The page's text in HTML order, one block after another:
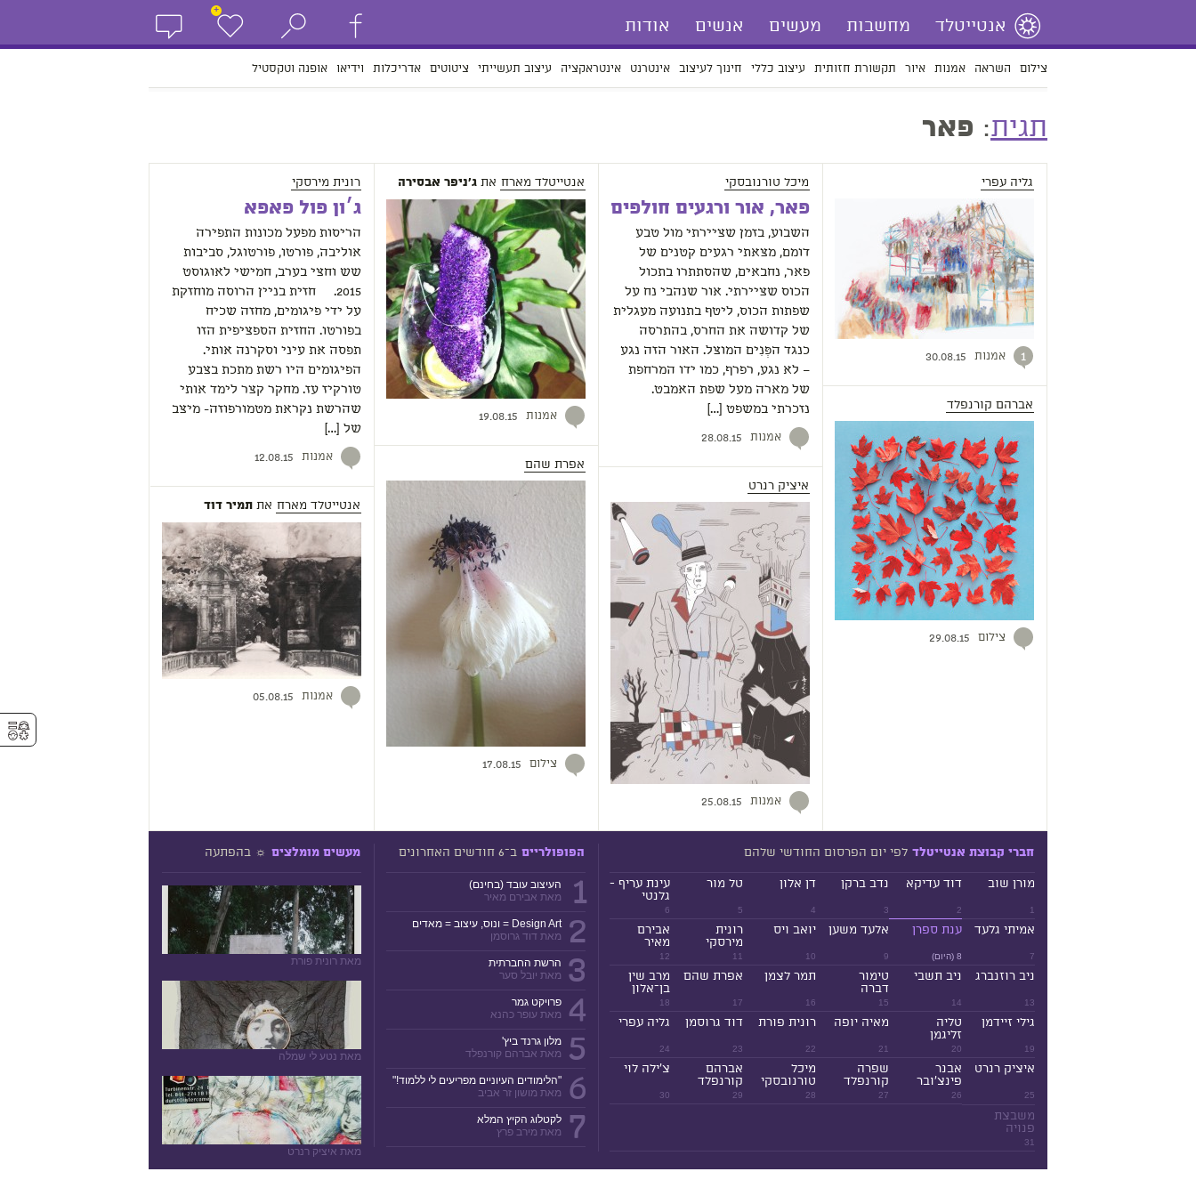
אנטייטלד מחשבות מעשים אנשים אודות
+
צילום השראה אמנות איור תקשורת חזותית עיצוב כללי חינוך לעיצוב אינטרנט אינטראקציה עיצוב תעשייתי ציטוטים אדריכלות וידיאו אופנה וטקסטיל
תגית: פאר
גליה עפרי
1 אמנות 30.08.15
אברהם קורנפלד
צילום 29.08.15
מיכל טורנובסקי
פאר, אור ורגעים חולפים
השבוע, בזמן שציירתי מול טבע
דומם, מצאתי רגעים קטנים של
פאר, נחבאים, שהסתתרו בתכול
הכוס שציירתי. אור שנהבי נח על
שפתות הכוס, ליטף בתנועה מעגלית
של קדושה את החרס, בהתרסה
כנגד הפְּנִים המוצל. האור הזה נגע
– לא נגע, רפרף, כמו ידו המרחפת
של מארה מעל שפת האמבט.
נזכרתי במשפט […]
אמנות 28.08.15
איציק רנרט
אמנות 25.08.15
אנטייטלד מארח את ג'ניפר אבסירה
אמנות 19.08.15
אפרת שהם
צילום 17.08.15
רונית מירסקי
ג׳ון פול פאפא
הריסות מפעל מכונות התפירה
אוליבה, פורטו, פורטוגל, סביבות
שש וחצי בערב, חמישי לאוגוסט
2015. חזית בניין הרוסה מוחזקת
על ידי פיגומים, מחזה שכיח
בפורטו. החזית הספציפית הזו
תפסה את עיני וסקרנה אותי.
הפיגומים היו רשת מתכת בצבע
טורקיז עז. מחקר קצר לימד אותי
שהרשת נקראת מטמורפוזה- מיצב
של […]
אמנות 12.08.15
אנטייטלד מארח את תמיר דוד
אמנות 05.08.15
חברי קבוצת אנטייטלד לפי יום הפרסום החודשי שלהם
1
מורן שוב
2
דוד עדיקא
3
נדב ברקן
4
דן אלון
5
טל מור
6
עינת עריף -
גלנטי
7
אמיתי גלעד
8 (היום)
ענת ספרן
9
אלעד משען
10
יואב ויס
11
רונית
מירסקי
12
אבירם
מאיר
13
ניב רוזנברג
14
ניב תשבי
15
טימור
דברה
16
תמר לצמן
17
אפרת שהם
18
מרב שין
בן־אלון
19
גילי זיידמן
20
טליה
זליגמן
21
מאיה יופה
22
רונית פורת
23
דוד גרוסמן
24
גליה עפרי
25
איציק רנרט
26
אבנר
פינצ'ובר
27
שפרה
קורנפלד
28
מיכל
טורנובסקי
29
אברהם
קורנפלד
30
צ'ילה לוי
31
משבצת
פנויה
הפופולריים ב־6 חודשים האחרונים
1
העיצוב עובד (בחינם)
מאת אבירם מאיר
2
Design Art = ונוס, עיצוב = מאדים
מאת דוד גרוסמן
3
הרשת החברתית
מאת יובל סער
4
פרויקט גמר
מאת עופר כהנא
5
מלון גרנד ביץ'
מאת אברהם קורנפלד
6
"הלימודים העיוניים מפריעים לי ללמוד!"
מאת מושון זר אביב
7
לקטלוג הקיץ המלא
מאת מירב פרץ
מעשים מומלצים ☼ בהפתעה
מאת רונית פורת
מאת נטע לי שמלה
מאת איציק רנרט
⚥︎